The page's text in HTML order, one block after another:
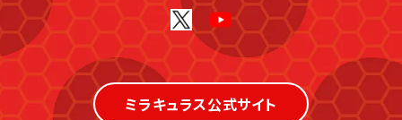
ミラキュラス公式サイト